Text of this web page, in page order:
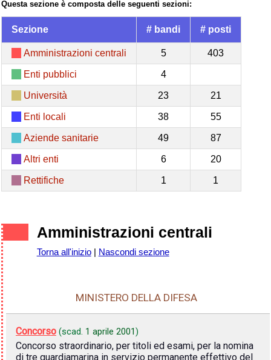
Questa sezione è composta delle seguenti sezioni:
Sezione # bandi # posti
Amministrazioni centrali 5 403
Enti pubblici 4
Università 23 21
Enti locali 38 55
Aziende sanitarie 49 87
Altri enti 6 20
Rettifiche 1 1
Amministrazioni centrali
Torna all'inizio| Nascondi sezione
MINISTERO DELLA DIFESA
Concorso (scad. 1 aprile 2001)
Concorso straordinario, per titoli ed esami, per la nomina
di tre guardiamarina in servizio permanente effettivo del